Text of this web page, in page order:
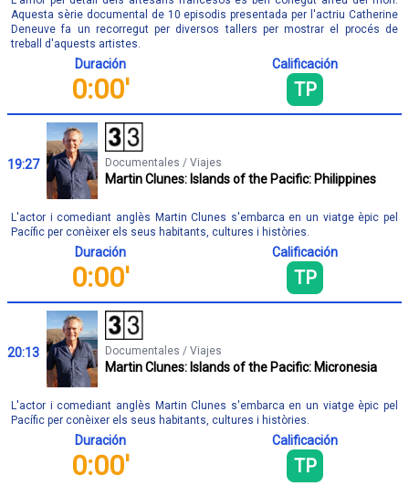
Aquesta sèrie documental de 10 episodis presentada per l'actriu Catherine
Deneuve fa un recorregut per diversos tallers per mostrar el procés de
treball d'aquests artistes.
Duración
0:00'
Calificación
TP
19:27 Documentales / Viajes
Martin Clunes: Islands of the Pacific: Philippines
L'actor i comediant anglès Martin Clunes s'embarca en un viatge èpic pel
Pacífic per conèixer els seus habitants, cultures i històries.
Duración
0:00'
Calificación
TP
20:13 Documentales / Viajes
Martin Clunes: Islands of the Pacific: Micronesia
L'actor i comediant anglès Martin Clunes s'embarca en un viatge èpic pel
Pacífic per conèixer els seus habitants, cultures i històries.
Duración
0:00'
Calificación
TP